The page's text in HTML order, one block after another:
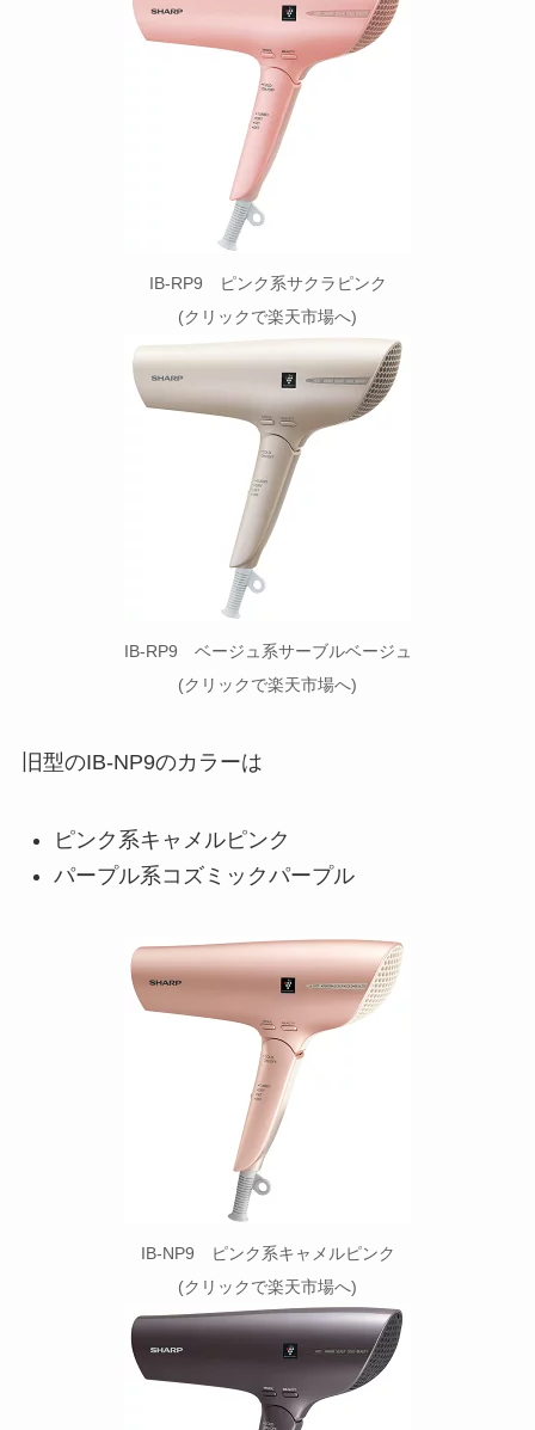
IB-RP9 ピンク系サクラピンク
(クリックで楽天市場へ)
IB-RP9 ベージュ系サーブルベージュ
(クリックで楽天市場へ)
旧型のIB-NP9のカラーは
ピンク系キャメルピンク
パープル系コズミックパープル
IB-NP9 ピンク系キャメルピンク
(クリックで楽天市場へ)